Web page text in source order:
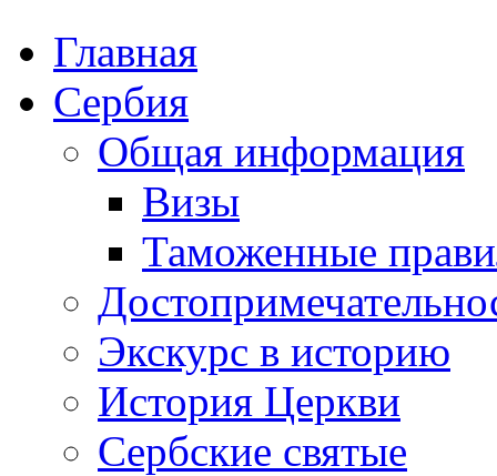
Главная
Сербия
Общая информация
Визы
Таможенные
Экскурс в историю
История Церкви
Сербские святые